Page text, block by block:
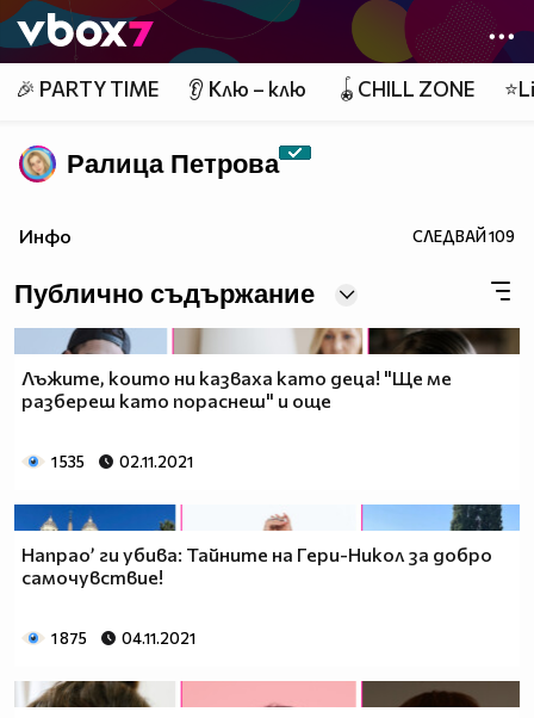
Member of
👾
🎉 PARTY TIME 👂 Клю – клю 🪀CHILL ZONE
Ралица Петровa
Инфо СЛЕДВАЙ109
Публично съдържание
Лъжите, които ни казваха като деца! "Ще ме
разбереш като пораснеш" и още
1 535 02.11.2021
Напрао’ ги убива: Тайните на Гери-Никол за добро
самочувствие!
1 875 04.11.2021